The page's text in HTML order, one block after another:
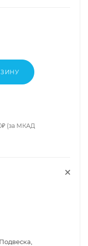
(за МКАД
Подвеска,